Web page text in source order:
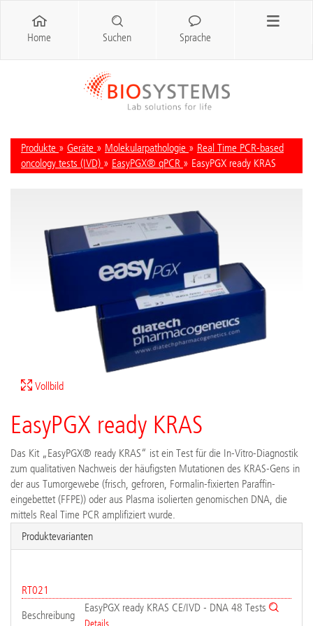
Produkte » Geräte » Molekularpathologie » Real Time PCR-based
oncology tests (IVD) » EasyPGX® qPCR » EasyPGX ready KRAS
Vollbild
EasyPGX ready KRAS
Das Kit „EasyPGX® ready KRAS“ ist ein Test für die In-Vitro-Diagnostik
zum qualitativen Nachweis der häufigsten Mutationen des KRAS-Gens in
der aus Tumorgewebe (frisch, gefroren, Formalin-fixierten Paraffin-
eingebettet (FFPE)) oder aus Plasma isolierten genomischen DNA, die
mittels Real Time PCR amplifiziert wurde.
Produktevarianten
RT021
Beschreibung
EasyPGX ready KRAS CE/IVD - DNA 48 Tests
Details
Home Suchen Sprache